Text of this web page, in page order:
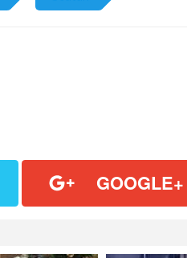
GOOGLE+